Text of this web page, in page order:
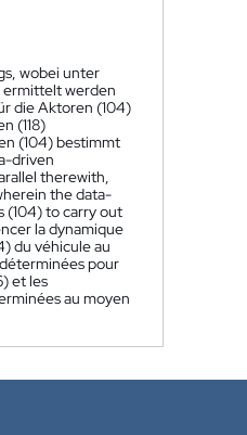
wobei unter
ermittelt werden
die Aktoren (104)
(118)
(104) bestimmt
driven
therewith,
the data-
(104) to carry out
la dynamique
du véhicule au
pour
et les
au moyen